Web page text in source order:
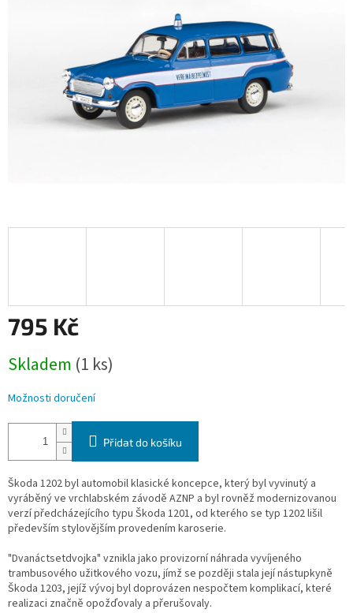
795 Kč
cena:
Skladem (1 ks)
Možnosti doručení
Přidat do košíku
Škoda 1202 byl automobil klasické koncepce, který byl vyvinutý a
vyráběný ve vrchlabském závodě AZNP a byl rovněž modernizovanou
verzí předcházejícího typu Škoda 1201, od kterého se typ 1202 lišil
především stylovějším provedením karoserie.
"Dvanáctsetdvojka" vznikla jako provizorní náhrada vyvíjeného
trambusového užitkového vozu, jímž se později stala její nástupkyně
Škoda 1203, jejíž vývoj byl doprovázen nespočtem komplikací, které
realizaci značně opožďovaly a přerušovaly.